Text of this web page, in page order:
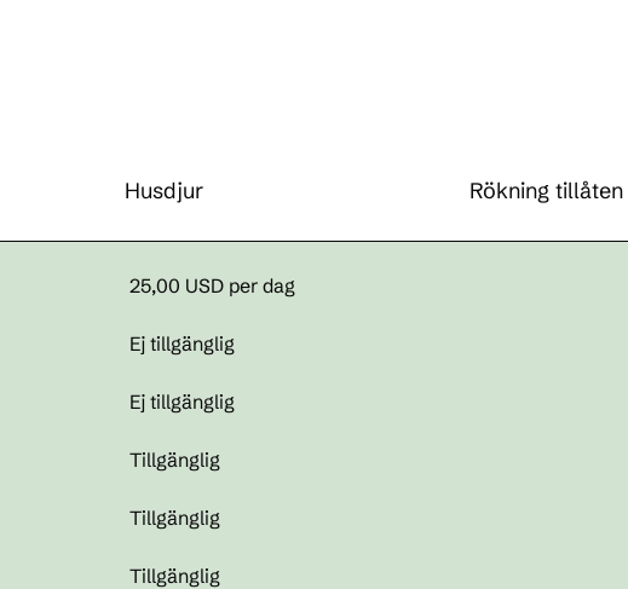
Husdjur Rökning tillåten
25,00 USD per dag
Ej tillgänglig
Ej tillgänglig
Tillgänglig
Tillgänglig
Tillgänglig